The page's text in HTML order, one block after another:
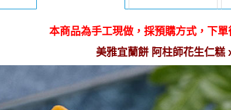
本商品為手工現做，採預購方式，下
美雅宜蘭餅 阿柱師花生仁糕